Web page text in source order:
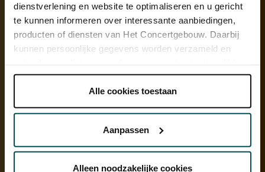
dienstverlening en website te optimaliseren en u gericht
te kunnen informeren over interessante aanbiedingen,
producten of diensten van Het Concertgebouw. Daarbij
kunnen persoonlijke gegevens worden verzameld en
onder 'aanpassen' zelf welke cookies wij mogen
Lees onze cookieverklaring hier. Lees onze
Via decookieverklaringop onze website kunt u uw
Alle cookies toestaan
Aanpassen
Alleen noodzakelijke cookies
Seldis is een allround musicus. Hij houdt van pop, jazz, klassiek,
hapklare programma's in elkaar en voert ook de contrabasgroep
van een van de beste orkesten ter wereld aan. 'Het idee van hoge
Wonder? Iemand die denkt dat zijn muziek minder waardevol is
dan een Mahlersymfonie heeft ongelijk. Het Koninklijk
komt en ik neem je mee naar beneden, naar de artiestenfoyer, de
instrumentkamers, laat je de contrabassen zien. Wij orkestmusici